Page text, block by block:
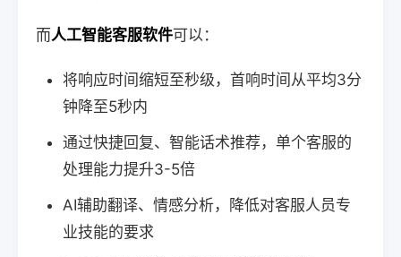
而人工智能客服软件可以：
将响应时间缩短至秒级，首响时间从平均3分
钟降至5秒内
通过快捷回复、智能话术推荐，单个客服的
处理能力提升3-5倍
AI辅助翻译、情感分析，降低对客服人员专
业技能的要求